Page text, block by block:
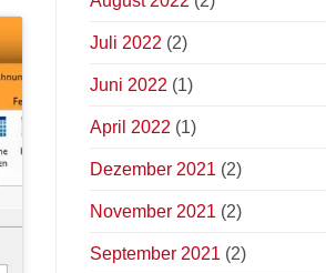
Juli 2022 (2)
Juni 2022 (1)
April 2022 (1)
Dezember 2021 (2)
November 2021 (2)
September 2021 (2)